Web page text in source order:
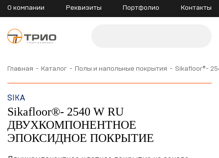
О компании Реквизиты Портфолио Контакты
Главная Каталог Полы и напольные покрытия Sikafloor®-
SIKA
Sikafloor®- 2540 W RU
ДВУХКОМПОНЕНТНОЕ
ЭПОКСИДНОЕ ПОКРЫТИЕ